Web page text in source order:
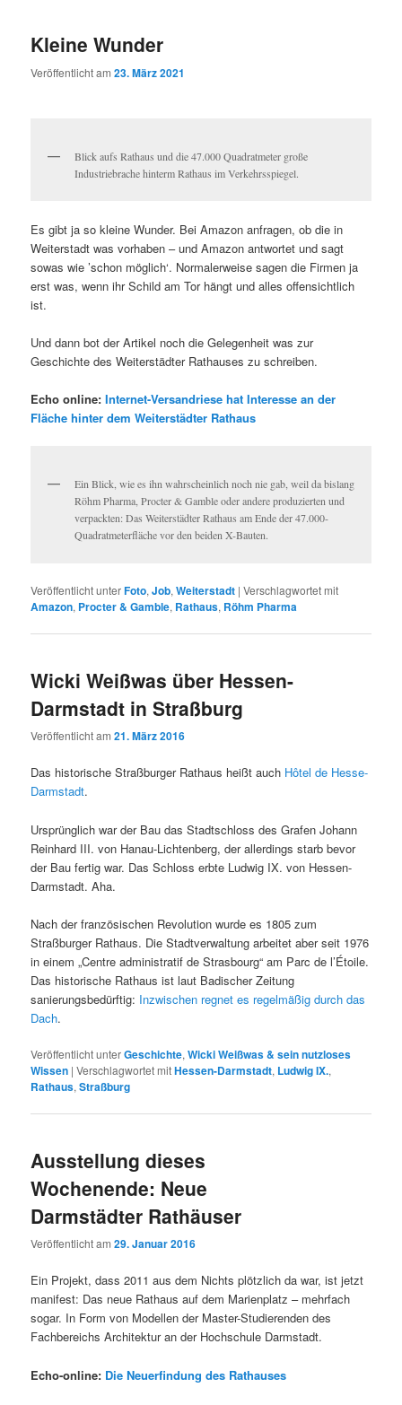
Kleine Wunder
Veröffentlicht am23. März 2021
Blick aufs Rathaus und die 47.000 Quadratmeter große
Industriebrache hinterm Rathaus im Verkehrsspiegel.
Es gibt ja so kleine Wunder. Bei Amazon anfragen, ob die in
Weiterstadt was vorhaben – und Amazon antwortet und sagt
sowas wie ’schon möglich‘. Normalerweise sagen die Firmen ja
erst was, wenn ihr Schild am Tor hängt und alles offensichtlich
ist.
Und dann bot der Artikel noch die Gelegenheit was zur
Geschichte des Weiterstädter Rathauses zu schreiben.
Echo online:Internet-Versandriese hat Interesse an der
Fläche hinter dem Weiterstädter Rathaus
Ein Blick, wie es ihn wahrscheinlich noch nie gab, weil da bislang
Röhm Pharma, Procter & Gamble oder andere produzierten und
verpackten: Das Weiterstädter Rathaus am Ende der 47.000-
Quadratmeterfläche vor den beiden X-Bauten.
Veröffentlicht unterFoto,Job,Weiterstadt |Verschlagwortet mit
Amazon, Procter & Gamble, Rathaus, Röhm Pharma
Wicki Weißwas über Hessen-
Darmstadt in Straßburg
Veröffentlicht am21. März 2016
Das historische Straßburger Rathaus heißt auch Hôtel de Hesse-
Darmstadt.
Ursprünglich war der Bau das Stadtschloss des Grafen Johann
Reinhard III. von Hanau-Lichtenberg, der allerdings starb bevor
der Bau fertig war. Das Schloss erbte Ludwig IX. von Hessen-
Darmstadt. Aha.
Nach der französischen Revolution wurde es 1805 zum
Straßburger Rathaus. Die Stadtverwaltung arbeitet aber seit 1976
in einem „Centre administratif de Strasbourg“ am Parc de l’Étoile.
Das historische Rathaus ist laut Badischer Zeitung
sanierungsbedürftig: Inzwischen regnet es regelmäßig durch das
Dach.
Veröffentlicht unterGeschichte,Wicki Weißwas & sein nutzloses
Wissen |Verschlagwortet mitHessen-Darmstadt, Ludwig IX.,
Rathaus,Straßburg
Ausstellung dieses
Wochenende: Neue
Darmstädter Rathäuser
Veröffentlicht am29. Januar 2016
Ein Projekt, dass 2011 aus dem Nichts plötzlich da war, ist jetzt
manifest: Das neue Rathaus auf dem Marienplatz – mehrfach
sogar. In Form von Modellen der Master-Studierenden des
Fachbereichs Architektur an der Hochschule Darmstadt.
Echo-online: Die Neuerfindung des Rathauses